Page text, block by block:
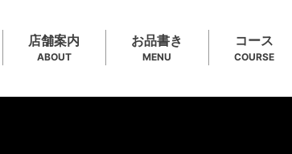
店舗案内
ABOUT
お品書き
MENU
コース
COURSE